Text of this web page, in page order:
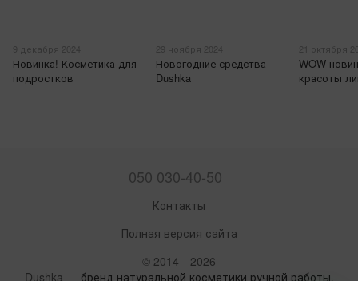
9 декабря 2024
Новинка! Косметика для
подростков
29 ноября 2024
Новогодние средства
Dushka
21 октября
WOW-
красоты
050 030-40-50
Контакты
Полная версия сайта
© 2014—2026
Dushka — бренд натуральной косметики ручной работы